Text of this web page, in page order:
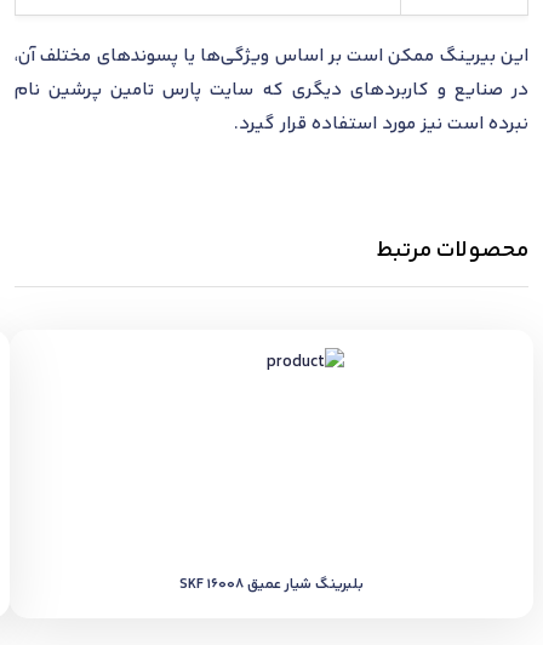
این بیرینگ ممکن است بر اساس ویژگی‌ها یا پسوندهای مختلف آن،
در صنایع و کاربردهای دیگری که سایت پارس تامین پرشین نام
نبرده است نیز مورد استفاده قرار گیرد.
محصولات مرتبط
بلبرینگ شیار عمیق SKF 16008